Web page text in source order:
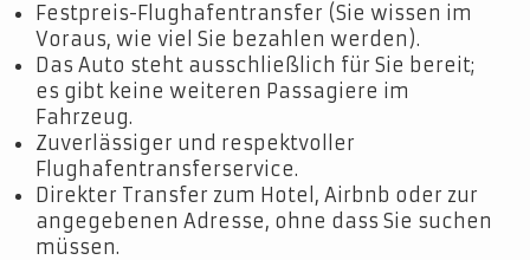
Festpreis-Flughafentransfer (Sie wissen im
Voraus, wie viel Sie bezahlen werden).
Das Auto steht ausschließlich für Sie bereit;
es gibt keine weiteren Passagiere im
Fahrzeug.
Zuverlässiger und respektvoller
Flughafentransferservice.
Direkter Transfer zum Hotel, Airbnb oder zur
angegebenen Adresse, ohne dass Sie suchen
müssen.